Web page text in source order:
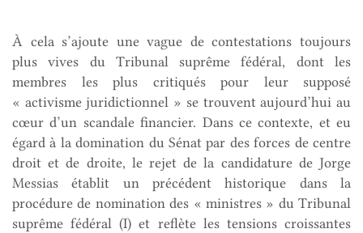
À cela s’ajoute une vague de contestations toujours
plus vives du Tribunal suprême fédéral, dont les
membres les plus critiqués pour leur supposé
« activisme juridictionnel » se trouvent aujourd’hui au
cœur d’un scandale financier. Dans ce contexte, et eu
égard à la domination du Sénat par des forces de centre
droit et de droite, le rejet de la candidature de Jorge
Messias établit un précédent historique dans la
procédure de nomination des « ministres » du Tribunal
suprême fédéral (I) et reflète les tensions croissantes